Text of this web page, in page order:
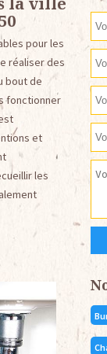
pour les
réaliser des
bout de
fonctionner
et
les